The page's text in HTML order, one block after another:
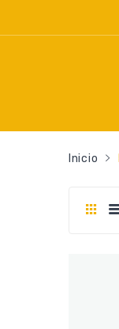
Inicio